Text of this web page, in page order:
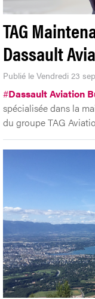
TAG
Dassault
Publié le Vendredi 23
#Dassault Aviation
spécialisée dans la
du groupe TAG